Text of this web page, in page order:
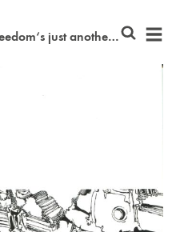
» Zeitschrift / Freedom‘s just another word ...